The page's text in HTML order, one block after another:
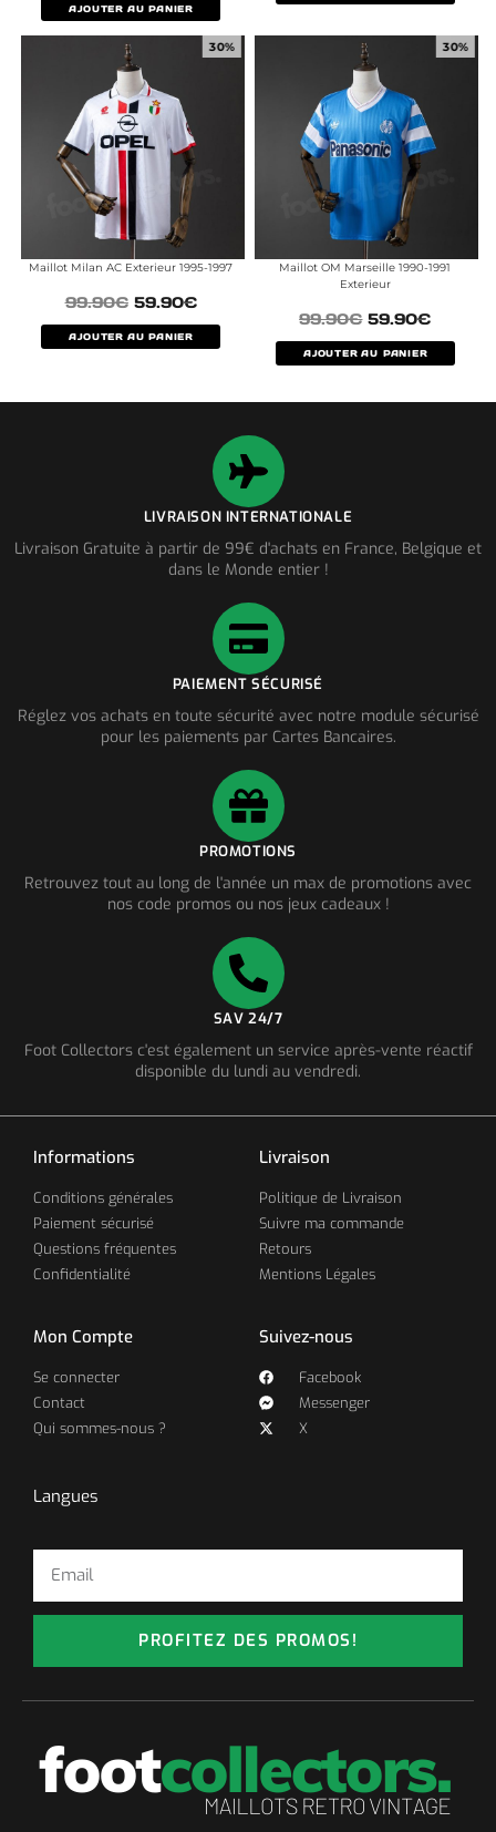
AJOUTER AU PANIER
30%
Maillot Milan AC Exterieur 1995-1997
99.90€ 59.90€
AJOUTER AU PANIER
30%
Maillot OM Marseille 1990-1991
Exterieur
99.90€ 59.90€
AJOUTER AU PANIER
LIVRAISON INTERNATIONALE
Livraison Gratuite à partir de 99€ d'achats en France, Belgique et
dans le Monde entier !
PAIEMENT SÉCURISÉ
Réglez vos achats en toute sécurité avec notre module sécurisé
pour les paiements par Cartes Bancaires.
PROMOTIONS
Retrouvez tout au long de l'année un max de promotions avec
nos code promos ou nos jeux cadeaux !
SAV 24/7
Foot Collectors c'est également un service après-vente réactif
disponible du lundi au vendredi.
Informations
Conditions générales
Paiement sécurisé
Questions fréquentes
Confidentialité
Livraison
Politique de Livraison
Suivre ma commande
Retours
Mentions Légales
Mon Compte
Se connecter
Contact
Qui sommes-nous ?
Suivez-nous
Facebook
Messenger
X
Langues
PROFITEZ DES PROMOS!